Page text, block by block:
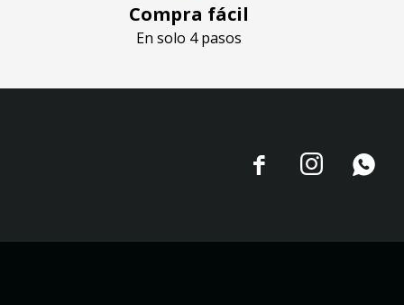
Compra fácil
En solo 4 pasos
  